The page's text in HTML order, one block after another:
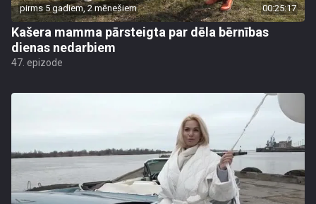
pirms 5 gadiem, 2 mēnešiem 00:25:17
Kašera mamma pārsteigta par dēla bērnības
dienas nedarbiem
47. epizode